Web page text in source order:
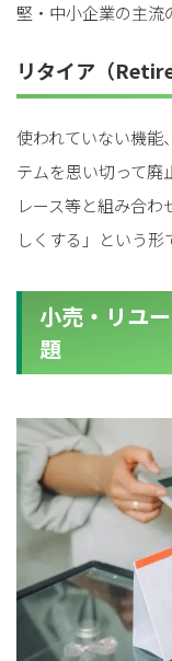
堅・中小企業の主流
リタイア（Retire
使われていない機能
テムを思い切って廃
レース等と組み合
しくする」という形
小売・リユ
題